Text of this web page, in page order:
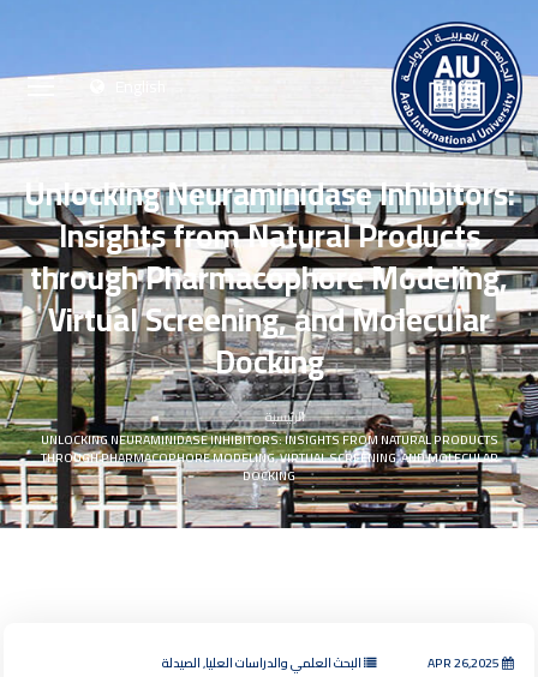
Unlocking Neuraminidase Inhibitors:
Insights from Natural Products
through Pharmacophore Modeling,
Virtual Screening, and Molecular
Docking
الرئيسية
UNLOCKING NEURAMINIDASE INHIBITORS: INSIGHTS FROM NATURAL PRODUCTS
THROUGH PHARMACOPHORE MODELING, VIRTUAL SCREENING, AND MOLECULAR
DOCKING
البحث العلمي والدراسات العليا, الصيدلة